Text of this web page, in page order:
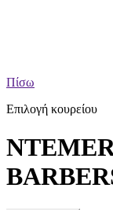
Πίσω
Επιλογή κουρείου